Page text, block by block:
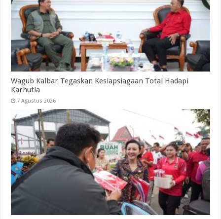
Wagub Kalbar Tegaskan Kesiapsiagaan Total Hadapi
Karhutla
7 Agustus 2026